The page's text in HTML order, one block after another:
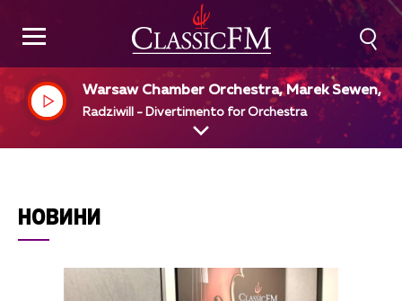
Warsaw Chamber Orchestra, Marek Sewen,
Radziwill - Divertimento for Orchestra
НОВИНИ